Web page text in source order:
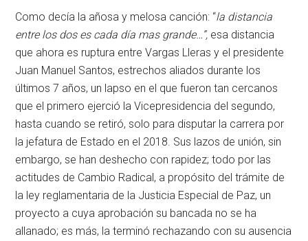
Como decía la añosa y melosa canción: “la distancia
entre los dos es cada día mas grande…”, esa distancia
que ahora es ruptura entre Vargas Lleras y el presidente
Juan Manuel Santos, estrechos aliados durante los
últimos 7 años, un lapso en el que fueron tan cercanos
que el primero ejerció la Vicepresidencia del segundo,
hasta cuando se retiró, solo para disputar la carrera por
la jefatura de Estado en el 2018. Sus lazos de unión, sin
embargo, se han deshecho con rapidez; todo por las
actitudes de Cambio Radical, a propósito del trámite de
la ley reglamentaria de la Justicia Especial de Paz, un
proyecto a cuya aprobación su bancada no se ha
allanado; es más, la terminó rechazando con su ausencia